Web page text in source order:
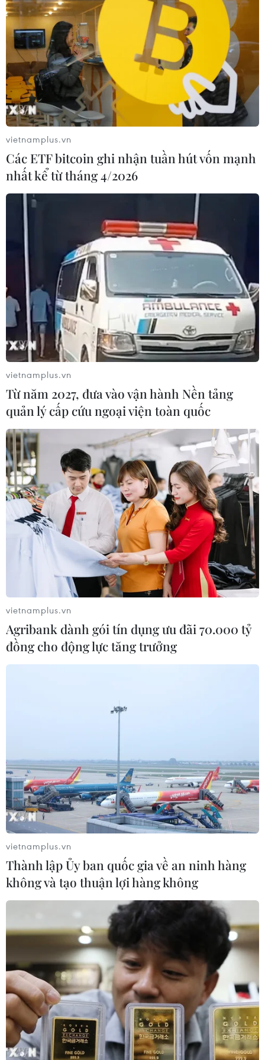
TIN CÙNG CHUYÊN MỤC
vietnamplus.vn
Các ETF bitcoin ghi nhận tuần hút vốn mạnh
nhất kể từ tháng 4/2026
vietnamplus.vn
Từ năm 2027, đưa vào vận hành Nền tảng
quản lý cấp cứu ngoại viện toàn quốc
vietnamplus.vn
Agribank dành gói tín dụng ưu đãi 70.000 tỷ
đồng cho động lực tăng trưởng
vietnamplus.vn
Thành lập Ủy ban quốc gia về an ninh hàng
không và tạo thuận lợi hàng không